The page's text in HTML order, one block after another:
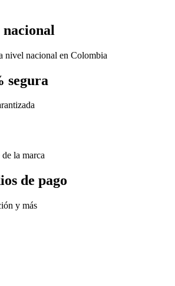
nivel nacional en Colombia
segura
la marca
de pago
y más